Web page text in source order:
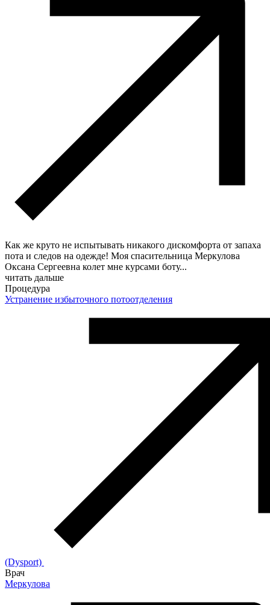
Как же круто не испытывать никакого дискомфорта от запаха
пота и следов на одежде! Моя спасительница Меркулова
Оксана Сергеевна колет мне курсами боту...
читать дальше
Процедура
Устранение избыточного потоотделения
(Dysport)
Врач
Меркулова